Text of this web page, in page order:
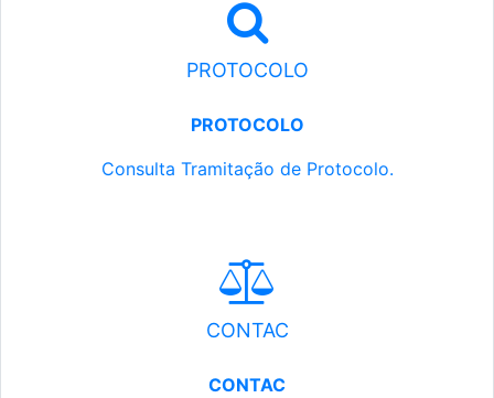
PROTOCOLO
PROTOCOLO
Consulta Tramitação de Protocolo.
CONTAC
CONTAC